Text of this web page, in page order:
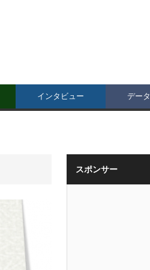
インタビュー デー
スポンサー